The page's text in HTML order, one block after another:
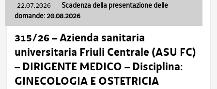
22.07.2026 - Scadenza della presentazione delle
domande: 20.08.2026
315/26 – Azienda sanitaria
universitaria Friuli Centrale (ASU FC)
– DIRIGENTE MEDICO – Disciplina:
GINECOLOGIA E OSTETRICIA